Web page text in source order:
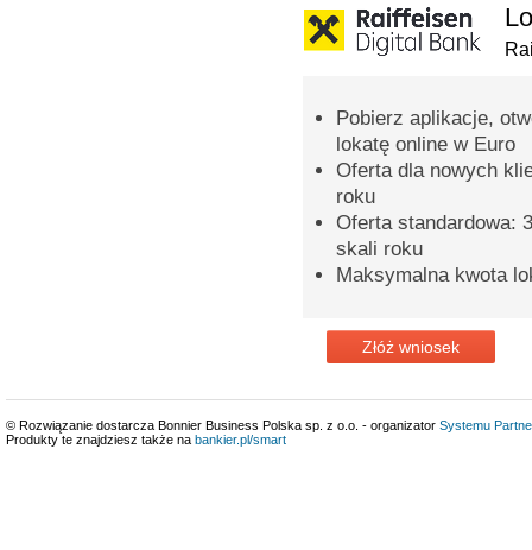
Pobierz aplikacje,
lokatę online w Euro
Oferta dla nowych
roku
Oferta standardowa:
skali roku
Maksymalna kwota
Złóż wniosek
© Rozwiązanie dostarcza Bonnier Business Polska sp. z o.o. - organizator Systemu
Produkty te znajdziesz także na bankier.pl/smart